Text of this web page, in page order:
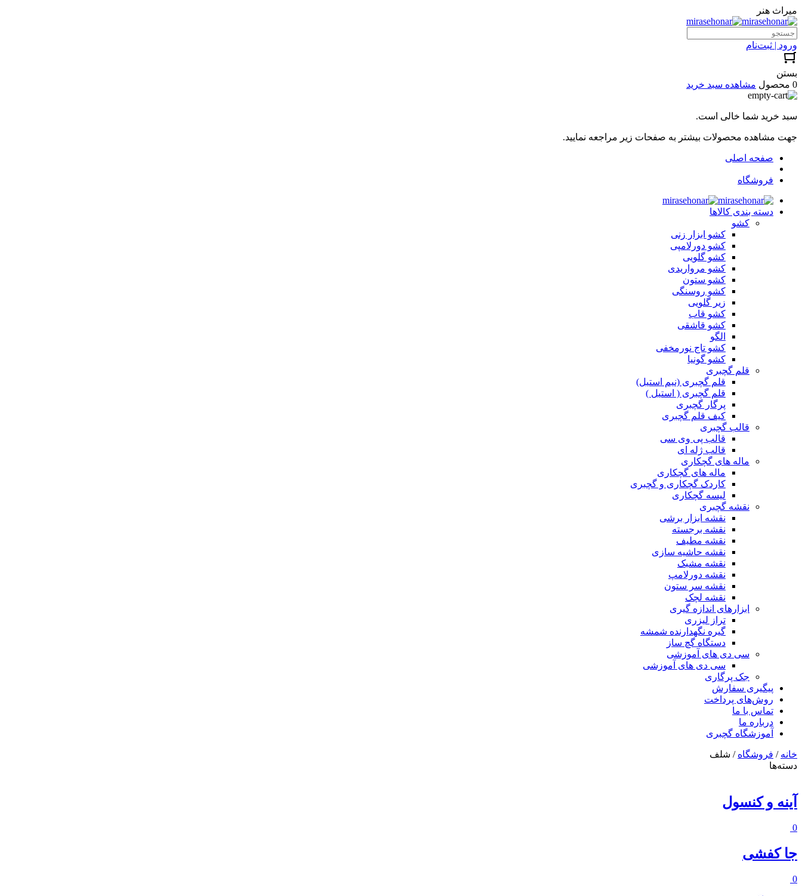
میراث هنر
ورود | ثبت‌نام
بستن
0 محصول
مشاهده سبد خرید
سبد خرید شما خالی است.
جهت مشاهده محصولات بیشتر به صفحات زیر مراجعه نمایید.
صفحه اصلی
فروشگاه
دسته بندی کالاها
کشو
کشو ابزار زنی
کشو دورلامپی
کشو گلویی
کشو مرواریدی
کشو ستون
کشو روسنگی
زیر گلویی
کشو قاب
کشو قاشقی
الگو
کشو تاج نورمخفی
کشو گونیا
قلم گچبری
قلم گچبری (نیم استیل)
قلم گچبری ( استیل )
پرگار گچبری
کیف قلم گچبری
قالب گچبری
قالب پی وی سی
قالب ژله ای
ماله های گچکاری
ماله های گچکاری
کاردک گچکاری و گچبری
لیسه گچکاری
نقشه گچبری
نقشه ابزار برشی
نقشه برجسته
نقشه مطیف
نقشه حاشیه سازی
نقشه مشبک
نقشه دورلامپ
نقشه سر ستون
نقشه لچک
ابزارهای اندازه گیری
تراز لیزری
گیره نگهدارنده شمشه
دستگاه گچ ساز
سی دی های آموزشی
سی دی های آموزشی
جک پرگاری
پیگیری سفارش
روش‌های پرداخت
تماس با ما
درباره ما
آموزشگاه گچبری
خانه / فروشگاه / شلف
دسته‌ها
آینه و کنسول
0
جا کفشی
0